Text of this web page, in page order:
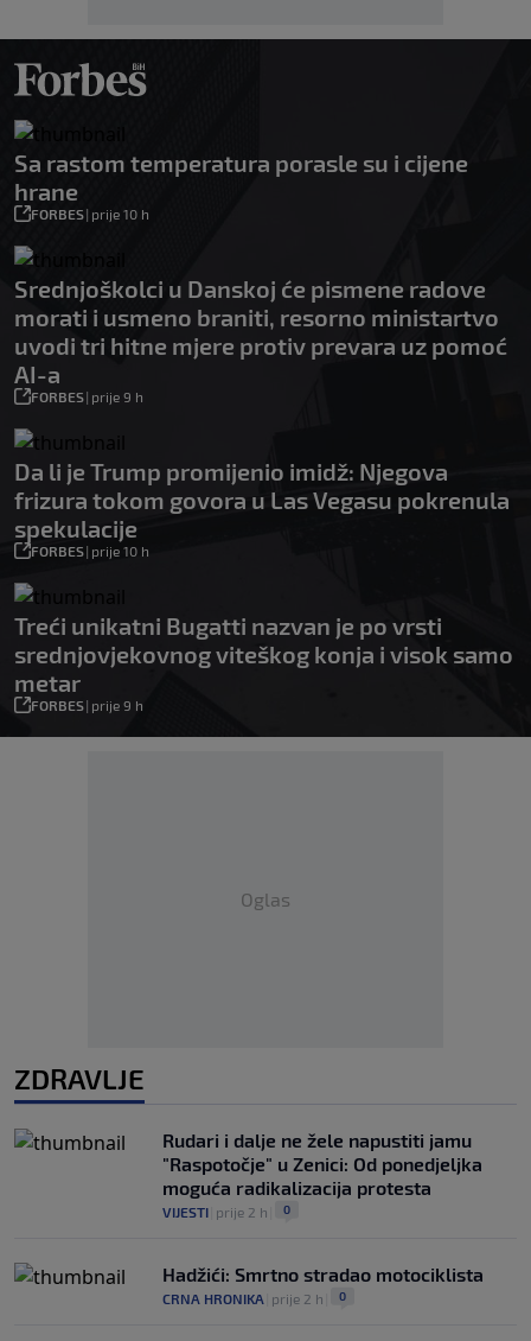
Sa rastom temperatura porasle su i cijene
hrane
FORBES| prije 10 h
Srednjoškolci u Danskoj će pismene radove
morati i usmeno braniti, resorno ministartvo
uvodi tri hitne mjere protiv prevara uz pomoć
AI-a
FORBES| prije 9 h
Da li je Trump promijenio imidž: Njegova
frizura tokom govora u Las Vegasu pokrenula
spekulacije
FORBES| prije 10 h
Treći unikatni Bugatti nazvan je po vrsti
srednjovjekovnog viteškog konja i visok samo
metar
FORBES| prije 9 h
Oglas
ZDRAVLJE
Rudari i dalje ne žele napustiti jamu
"Raspotočje" u Zenici: Od ponedjeljka
moguća radikalizacija protesta
VIJESTI prije 2 h 0
Hadžići: Smrtno stradao motociklista
CRNA HRONIKA prije 2 h 0